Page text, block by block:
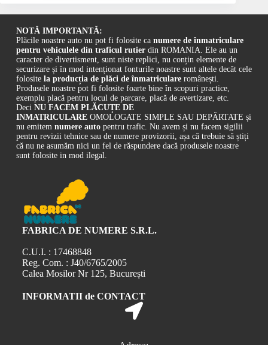
NOTĂ IMPORTANTĂ:
Plăcile noastre auto nu pot fi folosite ca numere de înmatriculare
pentru vehiculele din traficul rutierdin ROMANIA. Ele au un
caracter de divertisment, sunt niste replici, nu conțin elemente de
securizare și în mod intenționat fonturile noastre sunt altele decât cele
folosite la producția de plăci de înmatriculareromânești.
Produsele noastre pot fi folosite foarte bine în scopuri practice,
exemplu placă pentru locul de parcare, placă de avertizare, etc.
Deci NU FACEM PLĂCUȚE DE
INMATRICULAREOMOLOGATE SIMPLE SAU DEPĂRTATE și
nu emitem numere autopentru trafic. Nu avem și nu facem sigilii
pentru revizii tehnice sau de numere provizorii, așa că trebuie să știți
că nu ne asumăm nici un fel de răspundere dacă produsele noastre
sunt folosite in mod ilegal.
FABRICA DE NUMERE S.R.L.
C.U.I. : 17468848
Reg. Com. : J40/6765/2005
Calea Mosilor Nr 125, București
INFORMATII de CONTACT